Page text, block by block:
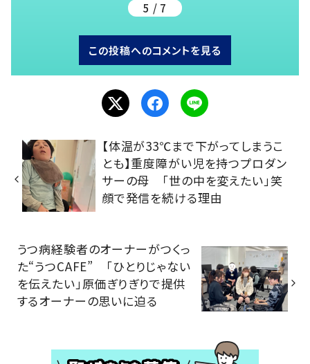
5 / 7
この投稿へのコメントを見る
【体温が33℃まで下がってしまうこ
とも】重度障がい児を持つプロダン
サーの母 「世の中を変えたい」笑
顔で発信を続ける理由
うつ病経験者のオーナーがつくっ
た“うつCAFE” 「ひとりじゃない
を伝えたい」原価ぎりぎりで提供
するオーナーの思いに迫る